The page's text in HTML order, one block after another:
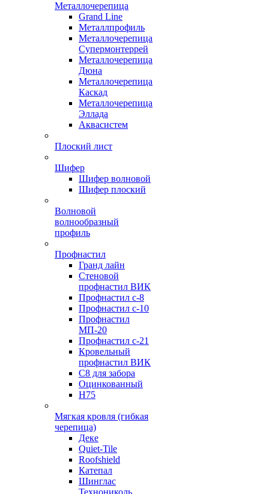
Металлочерепица
Grand Line
Металлпрофиль
Металлочерепица
Супермонтеррей
Металлочерепица
Дюна
Металлочерепица
Каскад
Металлочерепица
Эллада
Аквасистем
Плоский лист
Шифер
Шифер волновой
Шифер плоский
Волновой
волнообразный
профиль
Профнастил
Гранд лайн
Стеновой
профнастил ВИК
Профнастил с-8
Профнастил с-10
Профнастил
МП-20
Профнастил с-21
Кровельный
профнастил ВИК
С8 для забора
Оцинкованный
Н75
Мягкая кровля (гибкая
черепица)
Деке
Quiet-Tile
Roofshield
Катепал
Шинглас
Технониколь